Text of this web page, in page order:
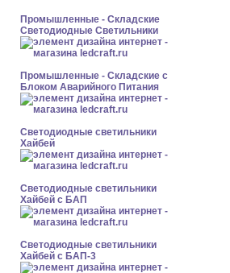
Промышленные - Складские
Светодиодные Светильники
Промышленные - Складские с
Блоком Аварийного Питания
Светодиодные светильники
Хайбей
Светодиодные светильники
Хайбей с БАП
Светодиодные светильники
Хайбей с БАП-3